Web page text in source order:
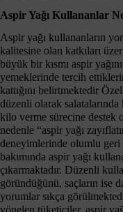
Aspir Yağı Kullananlar
Aspir yağı kullananların
kalitesine olan katkıları
büyük bir kısmı aspir
yemeklerinde tercih
kattığını belirtmektedir
düzenli olarak
kilo verme sürecine
nedenle “aspir yağı
deneyimlerinde olumlu
bakımında aspir yağı
çıkarmaktadır. Düzenli
göründüğünü, saçların ise
yorumlar sıkça
yönelen tüketiciler, aspir